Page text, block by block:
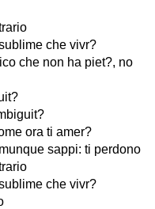
che vivr?
che non ha piet?, no
ora ti amer?
sappi: ti perdono
che vivr?